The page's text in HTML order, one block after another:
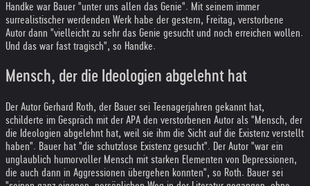
Handke war Bauer "unter uns allen das Genie". Mit seinem immer
surrealistischer werdenden Werk habe der gestern, Freitag, verstorbene
Autor dann "vielleicht zu sehr das Genie gesucht und noch erreichen wollen.
Und das war fast tragisch", so Handke.
Mensch, der die Ideologien abgelehnt hat
Der Autor Gerhard Roth, der Bauer sei Teenagerjahren gekannt hat,
schilderte im Gespräch mit der APA den verstorbenen Autor als "Mensch, der
die Ideologien abgelehnt hat, weil sie ihm die Sicht auf die Existenz verstellt
haben". Bauer hat "die schutzlose Existenz gesucht". Der Autor "war ein
unglaublich humorvoller Mensch mit starken Elementen von Depressionen,
die auch dann in Aggressionen übergehen konnten", so Roth. Bauer sei